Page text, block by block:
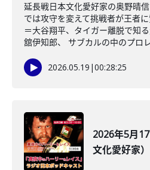
延長戦日本文化愛好家の奥野晴
では攻守を変えて挑戦者が王者
＝大谷翔平、タイガー離脱で知
舘伊知郎、 サブカルの中のプロ
2026.05.19 |00:28:25
2026年5月
文化愛好家）